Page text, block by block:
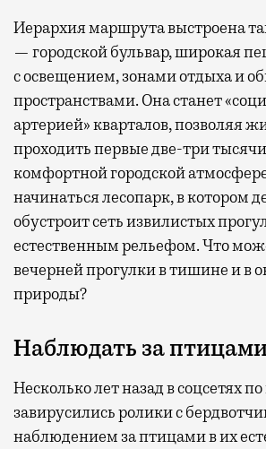
Иерархия маршрута выстроена
— городской бульвар, широкая
с освещением, зонами отдыха и
пространствами. Она станет
артерией» кварталов, позволяя
проходить первые две-три
комфортной городской
начинаться лесопарк, в котором
обустроит сеть извилистых
естественным рельефом. Что
вечерней прогулки в тишине и в
природы?
Наблюдать за
Несколько лет назад в соцсетях
завирусились ролики с
наблюдением за птицами в их